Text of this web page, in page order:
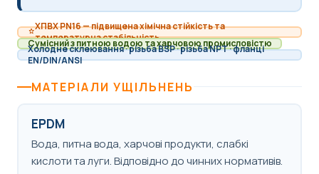
ХПВХ PN16 — підвищена хімічна стійкість та
температурна стабільність
Сумісний з питною водою та харчовою промисловістю
Холодне склеювання · різьба BSP · різьба NPT · фланці
EN/DIN/ANSI
МАТЕРІАЛИ УЩІЛЬНЕНЬ
EPDM
Вода, питна вода, харчові продукти, слабкі
кислоти та луги. Відповідно до чинних нормативів.